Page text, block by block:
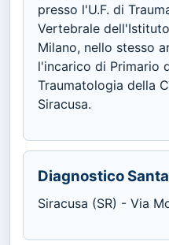
presso l'U.F. di
Vertebrale
Milano, nello stesso
l'incarico di Primario
Traumatologia della
Siracusa.
Diagnostico
Siracusa (SR) - Via